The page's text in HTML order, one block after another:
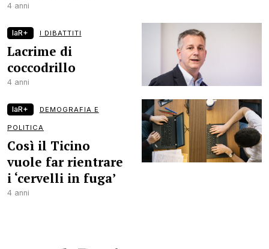
4 anni
laR+ I DIBATTITI
Lacrime di
coccodrillo
4 anni
laR+ DEMOGRAFIA E
POLITICA
Così il Ticino
vuole far rientrare
i ‘cervelli in fuga’
4 anni